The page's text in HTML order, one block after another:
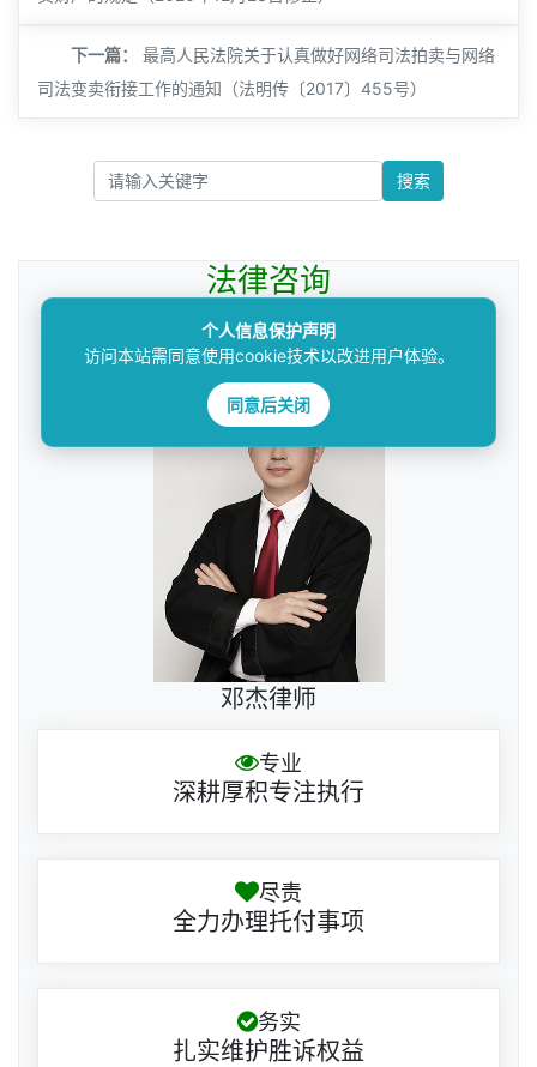
下一篇：
最高人民法院关于认真做好网络司法拍卖与网络
司法变卖衔接工作的通知（法明传〔2017〕455号）
搜索
法律咨询
————受人之托，忠人之事————
邓杰律师
专业
深耕厚积专注执行
尽责
全力办理托付事项
务实
扎实维护胜诉权益
个人信息保护声明
访问本站需同意使用cookie技术以改进用户体验。
同意后关闭